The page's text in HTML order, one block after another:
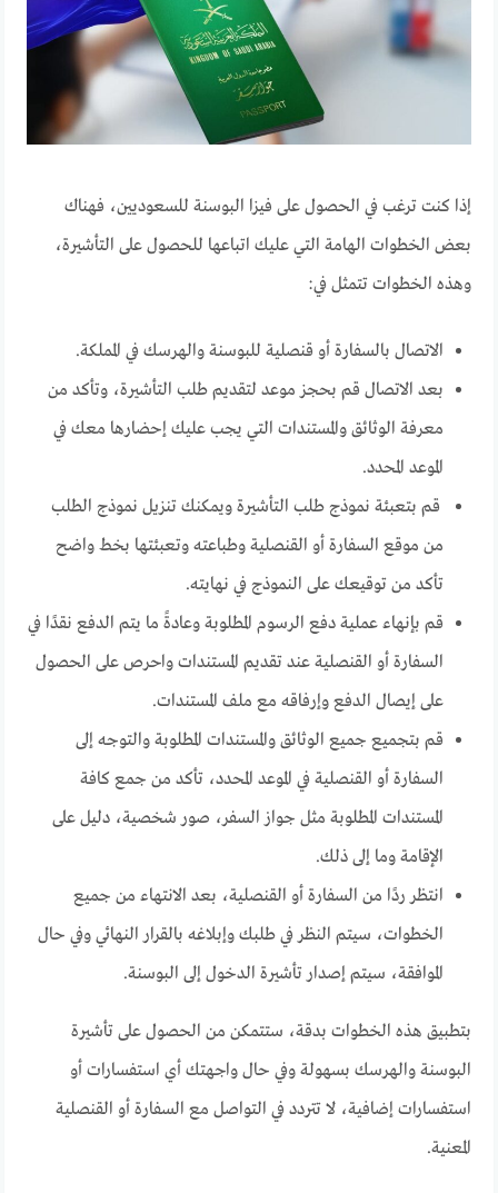
إذا كنت ترغب في الحصول على فيزا البوسنة للسعوديين، فهناك
بعض الخطوات الهامة التي عليك اتباعها للحصول على التأشيرة،
وهذه الخطوات تتمثل في:
الاتصال بالسفارة أو قنصلية للبوسنة والهرسك في المملكة.
بعد الاتصال قم بحجز موعد لتقديم طلب التأشيرة، وتأكد من
معرفة الوثائق والمستندات التي يجب عليك إحضارها معك في
الموعد المحدد.
قم بتعبئة نموذج طلب التأشيرة ويمكنك تنزيل نموذج الطلب
من موقع السفارة أو القنصلية وطباعته وتعبئتها بخط واضح
تأكد من توقيعك على النموذج في نهايته.
قم بإنهاء عملية دفع الرسوم المطلوبة وعادةً ما يتم الدفع نقدًا في
السفارة أو القنصلية عند تقديم المستندات واحرص على الحصول
على إيصال الدفع وإرفاقه مع ملف المستندات.
قم بتجميع جميع الوثائق والمستندات المطلوبة والتوجه إلى
السفارة أو القنصلية في الموعد المحدد، تأكد من جمع كافة
المستندات المطلوبة مثل جواز السفر، صور شخصية، دليل على
الإقامة وما إلى ذلك.
انتظر ردًا من السفارة أو القنصلية، بعد الانتهاء من جميع
الخطوات، سيتم النظر في طلبك وإبلاغه بالقرار النهائي وفي حال
الموافقة، سيتم إصدار تأشيرة الدخول إلى البوسنة.
بتطبيق هذه الخطوات بدقة، ستتمكن من الحصول على تأشيرة
البوسنة والهرسك بسهولة وفي حال واجهتك أي استفسارات أو
استفسارات إضافية، لا تتردد في التواصل مع السفارة أو القنصلية
المعنية.